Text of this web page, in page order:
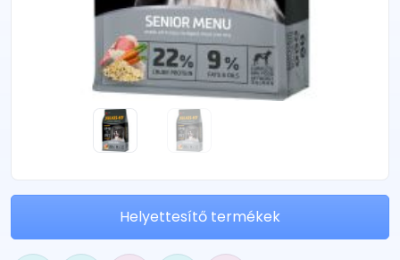
Helyettesítő termékek